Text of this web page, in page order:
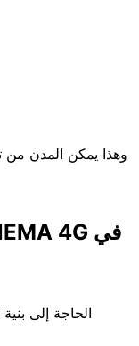
وهذا يمكن المدن من